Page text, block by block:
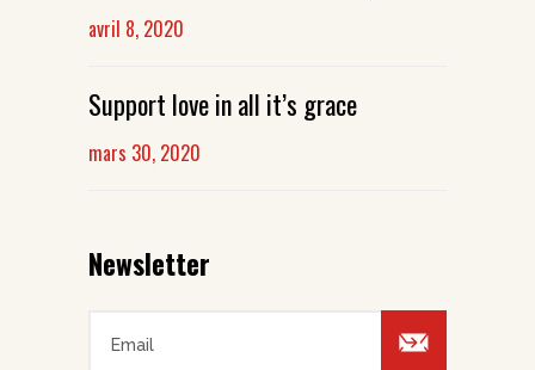
avril 8, 2020
Support love in all it’s grace
mars 30, 2020
Newsletter
